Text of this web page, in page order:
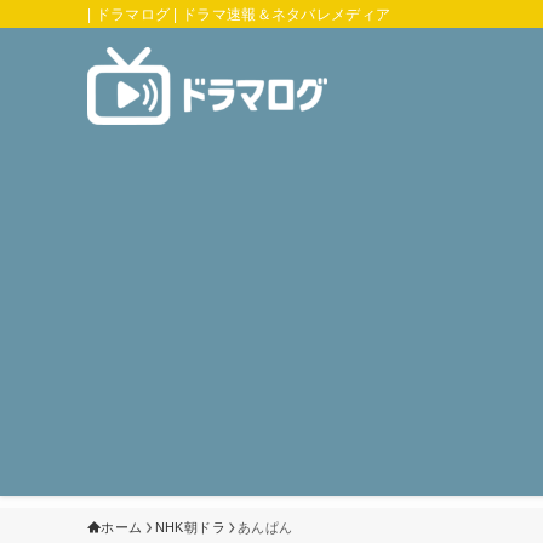
| ドラマログ | ドラマ速報＆ネタバレメディア
ホーム NHK朝ドラ あんぱん